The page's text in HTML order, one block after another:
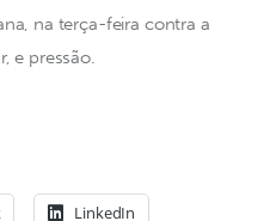
na terça-feira contra a
e pressão.
LinkedIn